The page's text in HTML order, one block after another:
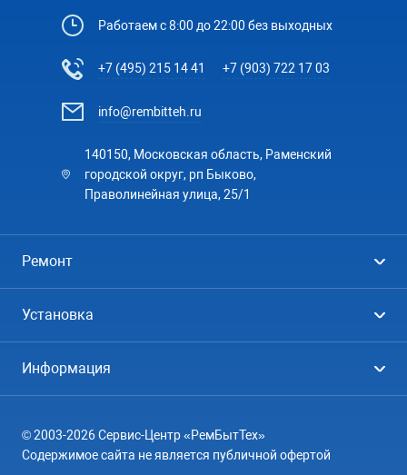
Работаем с 8:00 до 22:00 без выходных
+7 (495) 215 14 41 +7 (903) 722 17 03
info@rembitteh.ru
140150, Московская область, Раменский
городской округ, рп Быково,
Праволинейная улица, 25/1
Ремонт
Посудомоечные машины
Кондиционеры
Установка
Кондиционеры
Информация
География
© 2003-2026 Сервис-Центр «РемБытТех»
Содержимое сайта не является публичной офертой